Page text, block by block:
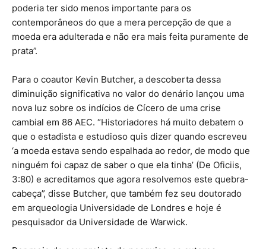
poderia ter sido menos importante para os
contemporâneos do que a mera percepção de que a
moeda era adulterada e não era mais feita puramente de
prata”.
Para o coautor Kevin Butcher, a descoberta dessa
diminuição significativa no valor do denário lançou uma
nova luz sobre os indícios de Cícero de uma crise
cambial em 86 AEC. “Historiadores há muito debatem o
que o estadista e estudioso quis dizer quando escreveu
‘a moeda estava sendo espalhada ao redor, de modo que
ninguém foi capaz de saber o que ela tinha’ (De Oficiis,
3:80) e acreditamos que agora resolvemos este quebra-
cabeça”, disse Butcher, que também fez seu doutorado
em arqueologia Universidade de Londres e hoje é
pesquisador da Universidade de Warwick.